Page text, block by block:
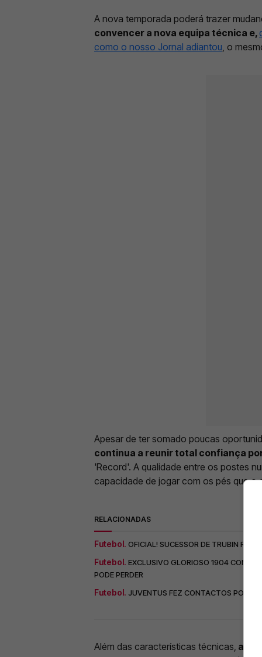
A nova temporada poderá trazer
convencer a nova equipa técnica e,
como o nosso Jornal adiantou , o
Apesar de ter somado poucas
continua a reunir total confiança
'Record'. A qualidade entre os postes
capacidade de jogar com os pés que o
RELACIONADAS
Futebol. OFICIAL! SUCESSOR DE TRUBIN
Futebol. EXCLUSIVO GLORIOSO 1904
PODE PERDER
Futebol. JUVENTUS FEZ CONTACTOS POR
Além das características técnicas, a